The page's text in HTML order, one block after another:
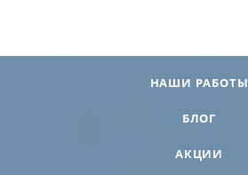
НАШИ РАБОТЫ
БЛОГ
АКЦИИ